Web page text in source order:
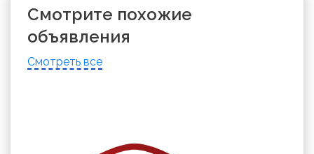
Смотрите похожие
объявления
Смотреть все